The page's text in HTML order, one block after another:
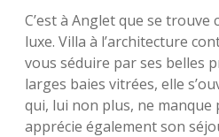
C’est à Anglet que se trouve
luxe. Villa à l’architecture
vous séduire par ses belles
larges baies vitrées, elle
qui, lui non plus, ne manque
apprécie également son